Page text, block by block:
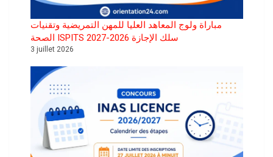
مباراة ولوج المعاهد العليا للمهن التمريضية وتقنيات
الصحة ISPITS سلك الإجازة 2026-2027
3 juillet 2026